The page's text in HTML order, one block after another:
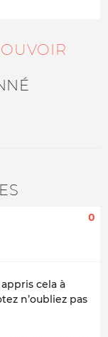
0
cela à
n’oubliez pas